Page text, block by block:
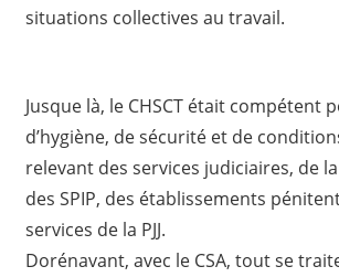
situations collectives au travail.
Jusque là, le CHSCT était compétent
d’hygiène, de sécurité et de
relevant des services judiciaires, de
des SPIP, des établissements
services de la PJJ.
Dorénavant, avec le CSA, tout se